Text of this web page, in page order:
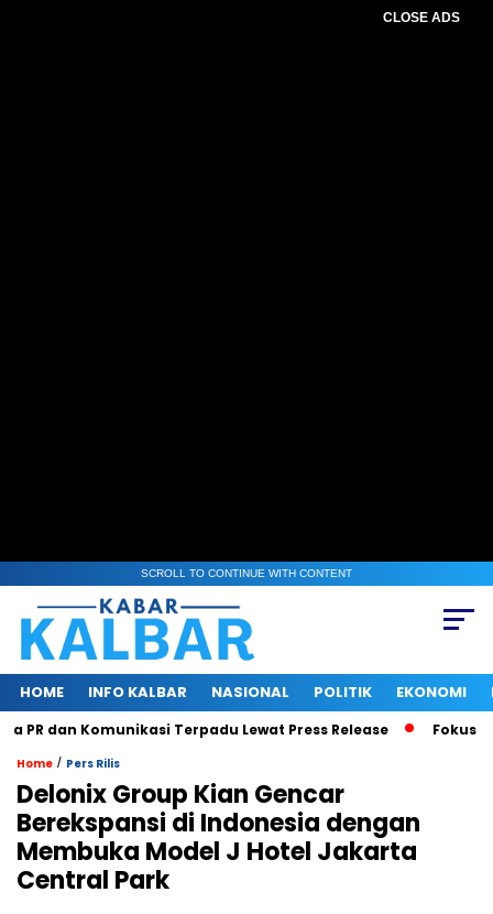
CLOSE ADS
SCROLL TO CONTINUE WITH CONTENT
HOME INFO KALBAR NASIONAL POLITIK EKONOMI
Komunikasi Terpadu Lewat Press Release Fokus Benahi
Home / Pers Rilis
Delonix Group Kian Gencar
Berekspansi di Indonesia dengan
Membuka Model J Hotel Jakarta
Central Park